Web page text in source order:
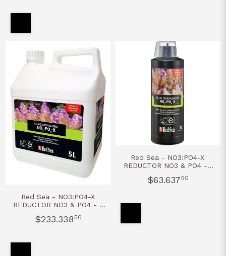
Red Sea - NO3:PO4-X
REDUCTOR NO3 & PO4 - 5
$233.338 50
Red Sea - NO3:PO4-X
REDUCTOR NO3 & PO4 - 1
$63.637 50